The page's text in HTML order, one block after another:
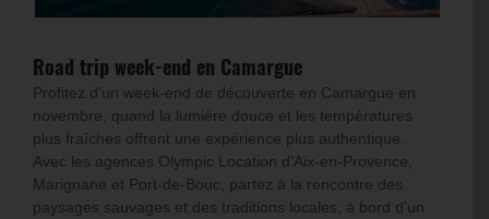
Road trip week-end en Camargue
Profitez d’un week-end de découverte en Camargue en
novembre, quand la lumière douce et les températures
plus fraîches offrent une expérience plus authentique.
Avec les agences Olympic Location d’Aix-en-Provence,
Marignane et Port-de-Bouc, partez à la rencontre des
paysages sauvages et des traditions locales, à bord d’un